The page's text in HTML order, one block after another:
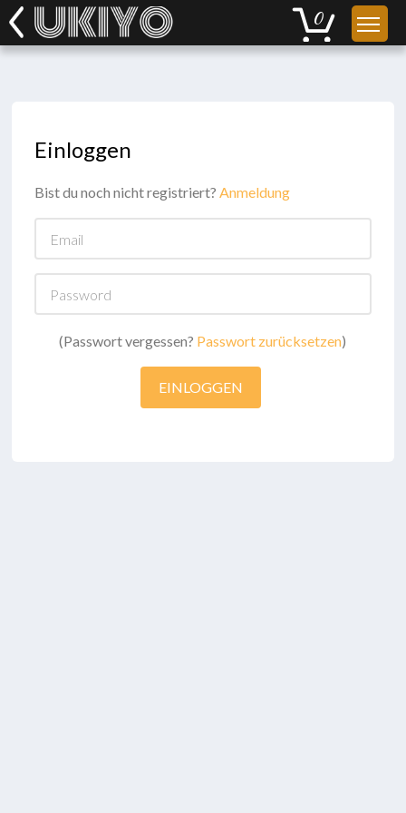
Einloggen
Bist du noch nicht registriert?Anmeldung
(Passwort vergessen? Passwort zurücksetzen)